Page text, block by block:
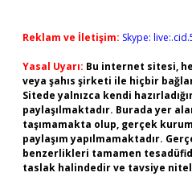
Reklam ve İletişim: Skype:
Yasal Uyarı: Bu internet sitesi,
veya şahıs şirketi ile hiçbir
Sitede yalnızca kendi
paylaşılmaktadır. Burada yer
taşımamakta olup, gerçek
paylaşım yapılmamaktadır.
benzerlikleri tamamen
taslak halindedir ve tavsiye